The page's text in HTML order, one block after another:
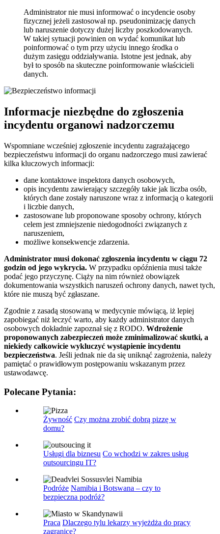
Administrator nie musi informować o incydencie osoby
fizycznej jeżeli zastosował np. pseudonimizację danych
lub naruszenie dotyczy dużej liczby poszkodowanych.
W takiej sytuacji powinien on wydać komunikat lub
poinformować o tym przy użyciu innego środka o
dużym zasięgu oddziaływania. Istotne jest jednak, aby
był to sposób na skuteczne poinformowanie właścicieli
danych.
Informacje niezbędne do zgłoszenia
incydentu organowi nadzorczemu
Wspomniane wcześniej zgłoszenie incydentu zagrażającego
bezpieczeństwu informacji do organu nadzorczego musi zawierać
kilka kluczowych informacji:
dane kontaktowe inspektora danych osobowych,
opis incydentu zawierający szczegóły takie jak liczba osób,
których dane zostały naruszone wraz z informacją o kategorii
i liczbie danych,
zastosowane lub proponowane sposoby ochrony, których
celem jest zmniejszenie niedogodności związanych z
naruszeniem,
możliwe konsekwencje zdarzenia.
Administrator musi dokonać zgłoszenia incydentu w ciągu 72
godzin od jego wykrycia. W przypadku opóźnienia musi także
podać jego przyczynę. Ciąży na nim również obowiązek
dokumentowania wszystkich naruszeń ochrony danych, nawet tych,
które nie muszą być zgłaszane.
Zgodnie z zasadą stosowaną w medycynie mówiącą, iż lepiej
zapobiegać niż leczyć warto, aby każdy administrator danych
osobowych dokładnie zapoznał się z RODO. Wdrożenie
proponowanych zabezpieczeń może zminimalizować skutki, a
niekiedy całkowicie wykluczyć wystąpienie incydentu
bezpieczeństwa. Jeśli jednak nie da się uniknąć zagrożenia, należy
pamiętać o prawidłowym postępowaniu wskazanym przez
ustawodawcę.
Polecane Pytania:
Żywność Czy można zrobić dobrą pizzę w
domu?
Usługi dla biznesu Co wchodzi w zakres usług
outsourcingu IT?
Podróże Namibia i Botswana – czy to
bezpieczna podróż?
Praca Dlaczego tylu lekarzy wyjeżdża do pracy
zagranicę?